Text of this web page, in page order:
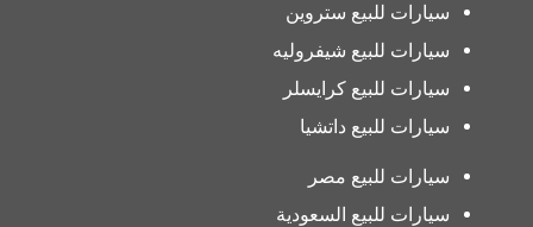
سيارات للبيع ستروين
سيارات للبيع شيفروليه
سيارات للبيع كرايسلر
سيارات للبيع داتشيا
سيارات للبيع مصر
سيارات للبيع السعودية